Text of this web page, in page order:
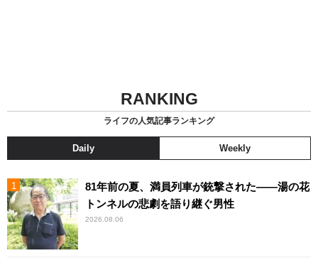
RANKING
ライフの人気記事ランキング
Daily Weekly
81年前の夏、満員列車が銃撃された――湯の花
トンネルの悲劇を語り継ぐ男性
2026.08.06